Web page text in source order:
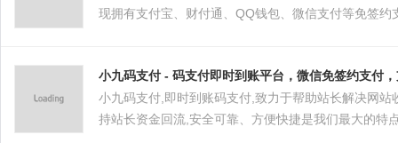
现拥有支付宝、财付通、QQ钱包、微信支付等免签
小九码支付 - 码支付即时到账平台，微信免签约支付
小九码支付,即时到账码支付,致力于帮助站长解决网
持站长资金回流,安全可靠、方便快捷是我们最大的特